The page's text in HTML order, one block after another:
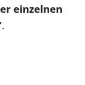
einzelnen
.